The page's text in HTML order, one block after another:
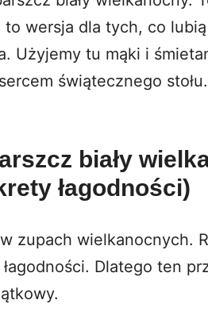
wersja dla tych, co lubią
Użyjemy tu mąki i
świątecznego
biały
łagodności)
zupach wielkanocnych.
Dlatego ten